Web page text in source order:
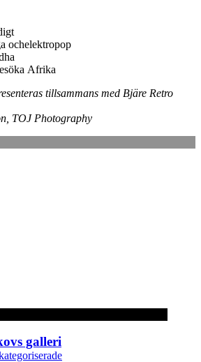
ochelektropop
Afrika
tillsammans med Bjäre Retro
TOJ Photography
galleri